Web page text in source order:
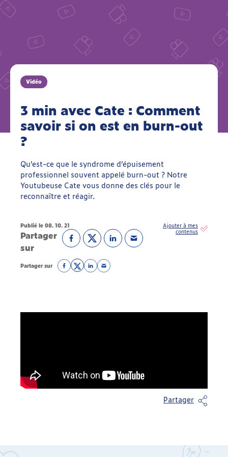
Vidéo
3 min avec Cate : Comment
savoir si on est en burn-out
?
Qu’est-ce que le syndrome d’épuisement
professionnel souvent appelé burn-out ? Notre
Youtubeuse Cate vous donne des clés pour le
reconnaître et réagir.
Publié le 08. 10. 21
Partager
sur
Partager sur
Partager